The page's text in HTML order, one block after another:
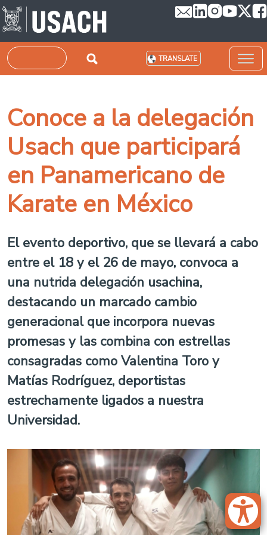
Skip to main content
Search TRANSLATE
Conoce a la delegación
Usach que participará
en Panamericano de
Karate en México
El evento deportivo, que se llevará a cabo
entre el 18 y el 26 de mayo, convoca a
una nutrida delegación usachina,
destacando un marcado cambio
generacional que incorpora nuevas
promesas y las combina con estrellas
consagradas como Valentina Toro y
Matías Rodríguez, deportistas
estrechamente ligados a nuestra
Universidad.